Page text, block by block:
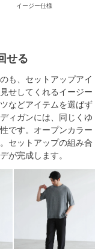
イージー仕様
せる
も、セットアップアイ
せしてくれるイージー
などアイテムを選ばず
ィガンには、同じくゆ
です。オープンカラー
セットアップの組み合
が完成します。